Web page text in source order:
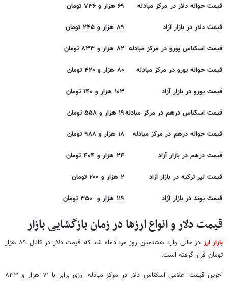
قیمت حواله دلار در مرکز مبادله ۶۹ هزار و ۷۳۶ تومان
قیمت دلار در بازار آزاد ۸۹ هزار و ۲۴۵ تومان
قیمت اسکناس یورو در مرکز مبادله ۸۲ هزار و ۸۳۳ تومان
قیمت حواله یورو در مرکز مبادله ۸۰ هزار و ۴۲۰ تومان
قیمت یورو در بازار آزاد ۱۰۳ هزار و ۱۴۰ تومان
قیمت اسکناس درهم در مرکز مبادله۱۹ هزار و ۵۵۸ تومان
قیمت حواله درهم در مرکز مبادله ۱۸ هزار و ۹۸۸ تومان
قیمت درهم در بازار آزاد ۲۴ هزار و ۴۰۴ تومان
قیمت لیر ترکیه در بازار آزاد ۲ هزار و ۲۰۰ تومان
قیمت پوند در بازار آزاد ۱۱۹ هزار و ۳۵۰ تومان
قیمت دلار و انواع ارزها در زمان بازگشایی بازار
بازار ارز
در حالی وارد هشتمین روز مردادماه شد که قیمت دلار در کانال ۸۹ هزار
تومان قرار گرفته است.
آخرین قیمت اعلامی اسکناس دلار در مرکز مبادله ارزی برابر با ۷۱ هزار و ۸۳۳